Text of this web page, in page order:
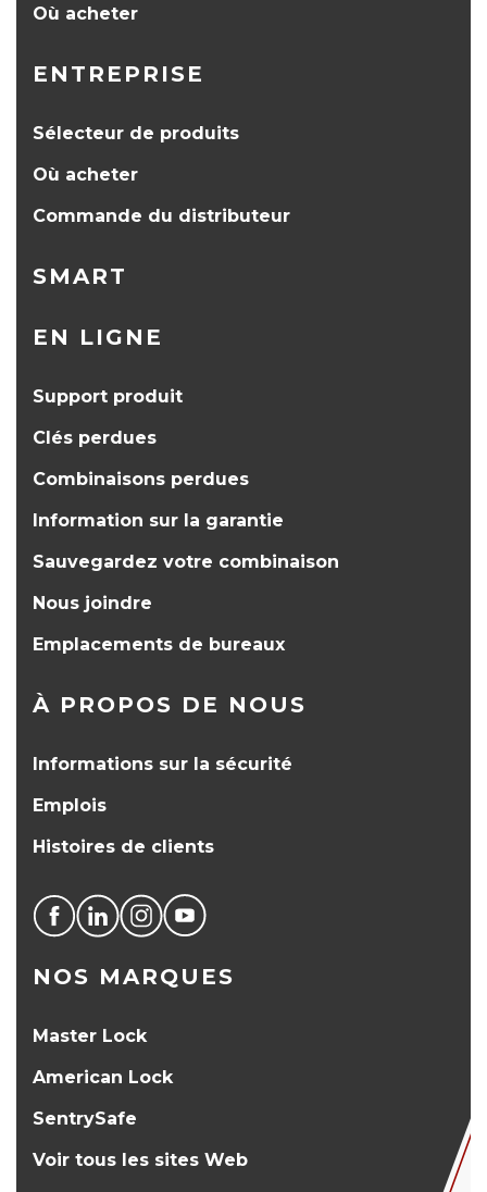
Où acheter
ENTREPRISE
Sélecteur de produits
Où acheter
Commande du distributeur
SMART
EN LIGNE
Support produit
Clés perdues
Combinaisons perdues
Information sur la garantie
Sauvegardez votre combinaison
Nous joindre
Emplacements de bureaux
À PROPOS DE NOUS
Informations sur la sécurité
Emplois
Histoires de clients
NOS MARQUES
Master Lock
American Lock
SentrySafe
Voir tous les sites Web